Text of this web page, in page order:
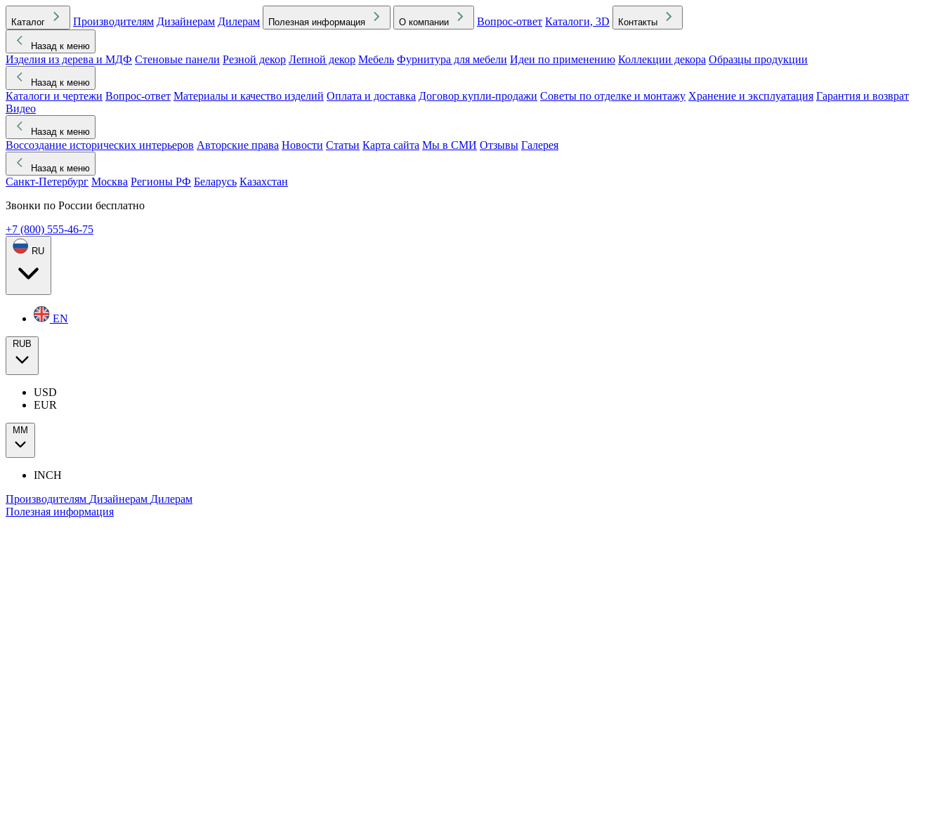
Каталог Производителям Дизайнерам Дилерам Полезная информация О компании Вопрос-ответ Каталоги, 3D Контакты
Назад к меню
Изделия из дерева и МДФ Стеновые панели Резной декор Лепной декор Мебель Фурнитура для мебели Идеи по применению Коллекции декора Образцы продукции
Назад к меню
Каталоги и чертежи Вопрос-ответ Материалы и качество изделий Оплата и доставка Договор купли-продажи Советы по отделке и монтажу Хранение и эксплуатация Гарантия и возврат
Видео
Назад к меню
Воссоздание исторических интерьеров Авторские права Новости Статьи Карта сайта Мы в СМИ Отзывы Галерея
Назад к меню
Санкт-Петербург Москва Регионы РФ Беларусь Казахстан
Звонки по России бесплатно
+7 (800) 555-46-75
RU
EN
RUB
USD
EUR
ММ
INCH
Производителям Дизайнерам Дилерам
Полезная информация